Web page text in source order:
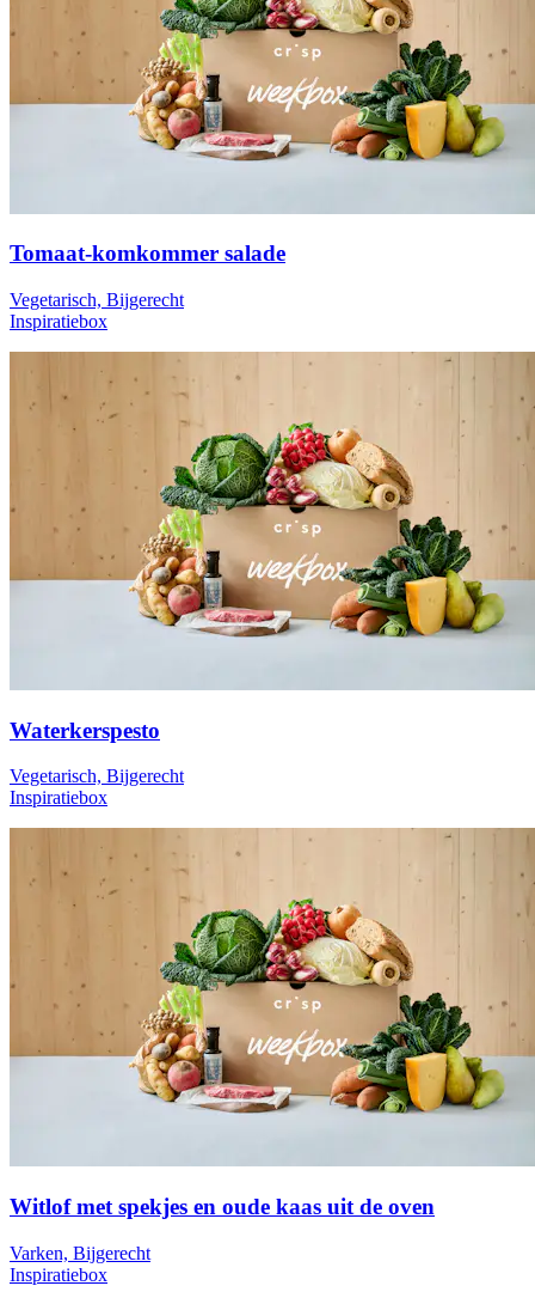
Tomaat-komkommer salade
Vegetarisch, Bijgerecht
Inspiratiebox
Waterkerspesto
Vegetarisch, Bijgerecht
Inspiratiebox
Witlof met spekjes en oude kaas uit de oven
Varken, Bijgerecht
Inspiratiebox